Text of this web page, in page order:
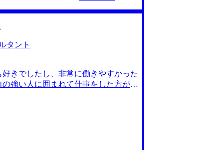
のサポートでした。現場の目線を交
連のコンサルタントになりたいとい
きたことが嬉しいです。 高橋さんに
ってしまった際に独特の緊張感で固
が、高橋さんが「そこは気にしなく
転職前は年収500万円、転職後は年収
っています。今はITに対する見識も
タント
きでしたし、非常に働きやすかった
強い人に囲まれて仕事をした方が、